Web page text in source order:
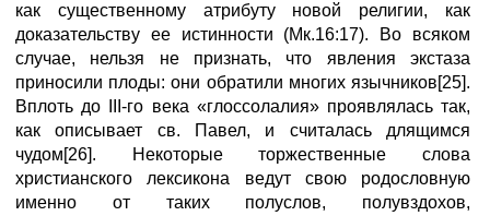
как существенному атрибуту новой религии, как
доказательству ее истинности (Мк.16:17). Во всяком
случае, нельзя не признать, что явления экстаза
приносили плоды: они обратили многих язычников[25].
Вплоть до III-го века «глоссолалия» проявлялась так,
как описывает св. Павел, и считалась длящимся
чудом[26]. Некоторые торжественные слова
христианского лексикона ведут свою родословную
именно от таких полуслов, полувздохов,